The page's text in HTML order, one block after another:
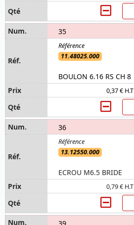
35
11.48025.000
BOULON 6.16 RS CH 8
0,37 € H.T
36
13.12550.000
ECROU M6.5 BRIDE
0,79 € H.T
39